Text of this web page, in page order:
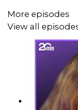
réalisée par
🖻 Vignette:
More episodes
View all